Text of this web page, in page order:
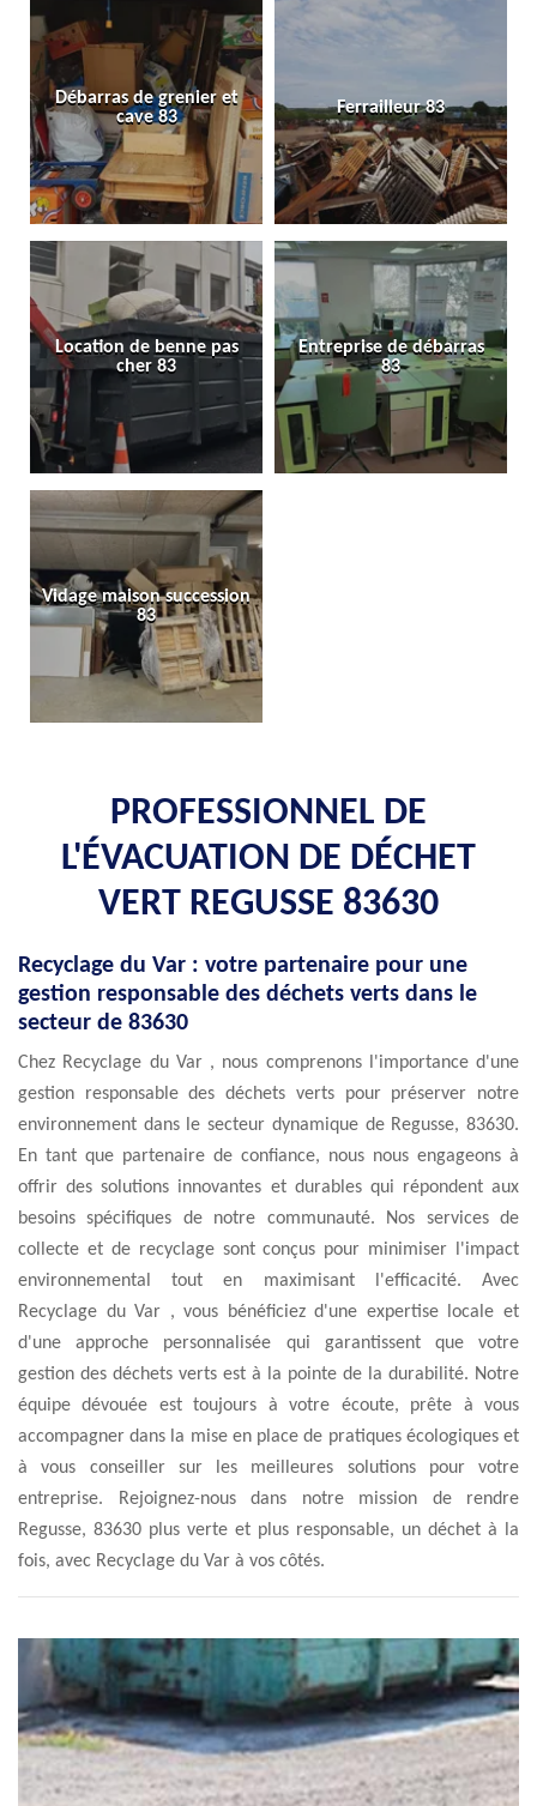
Débarras de grenier et
cave 83
Ferrailleur 83
Location de benne pas
cher 83
Entreprise de débarras
83
Vidage maison succession
83
PROFESSIONNEL DE
L'ÉVACUATION DE DÉCHET
VERT REGUSSE 83630
Recyclage du Var : votre partenaire pour une
gestion responsable des déchets verts dans le
secteur de 83630
Chez Recyclage du Var , nous comprenons l'importance d'une
gestion responsable des déchets verts pour préserver notre
environnement dans le secteur dynamique de Regusse, 83630.
En tant que partenaire de confiance, nous nous engageons à
offrir des solutions innovantes et durables qui répondent aux
besoins spécifiques de notre communauté. Nos services de
collecte et de recyclage sont conçus pour minimiser l'impact
environnemental tout en maximisant l'efficacité. Avec
Recyclage du Var , vous bénéficiez d'une expertise locale et
d'une approche personnalisée qui garantissent que votre
gestion des déchets verts est à la pointe de la durabilité. Notre
équipe dévouée est toujours à votre écoute, prête à vous
accompagner dans la mise en place de pratiques écologiques et
à vous conseiller sur les meilleures solutions pour votre
entreprise. Rejoignez-nous dans notre mission de rendre
Regusse, 83630 plus verte et plus responsable, un déchet à la
fois, avec Recyclage du Var à vos côtés.